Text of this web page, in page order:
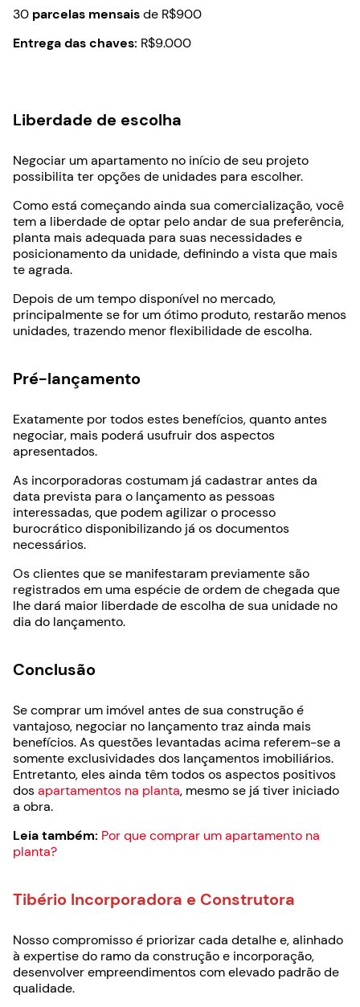
30 parcelas mensaisde R$900
Entrega das chaves: R$9.000
Liberdade de escolha
Negociar um apartamento no início de seu projeto
possibilita ter opções de unidades para escolher.
Como está começando ainda sua comercialização, você
tem a liberdade de optar pelo andar de sua preferência,
planta mais adequada para suas necessidades e
posicionamento da unidade, definindo a vista que mais
te agrada.
Depois de um tempo disponível no mercado,
principalmente se for um ótimo produto, restarão menos
unidades, trazendo menor flexibilidade de escolha.
Pré-lançamento
Exatamente por todos estes benefícios, quanto antes
negociar, mais poderá usufruir dos aspectos
apresentados.
As incorporadoras costumam já cadastrar antes da
data prevista para o lançamento as pessoas
interessadas, que podem agilizar o processo
burocrático disponibilizando já os documentos
necessários.
Os clientes que se manifestaram previamente são
registrados em uma espécie de ordem de chegada que
lhe dará maior liberdade de escolha de sua unidade no
dia do lançamento.
Conclusão
Se comprar um imóvel antes de sua construção é
vantajoso, negociar no lançamento traz ainda mais
benefícios. As questões levantadas acima referem-se a
somente exclusividades dos lançamentos imobiliários.
Entretanto, eles ainda têm todos os aspectos positivos
dosapartamentos na planta, mesmo se já tiver iniciado
a obra.
Leia também: Por que comprar um apartamento na
planta?
Tibério Incorporadora e Construtora
Nosso compromisso é priorizar cada detalhe e, alinhado
à expertise do ramo da construção e incorporação,
desenvolver empreendimentos com elevado padrão de
qualidade.